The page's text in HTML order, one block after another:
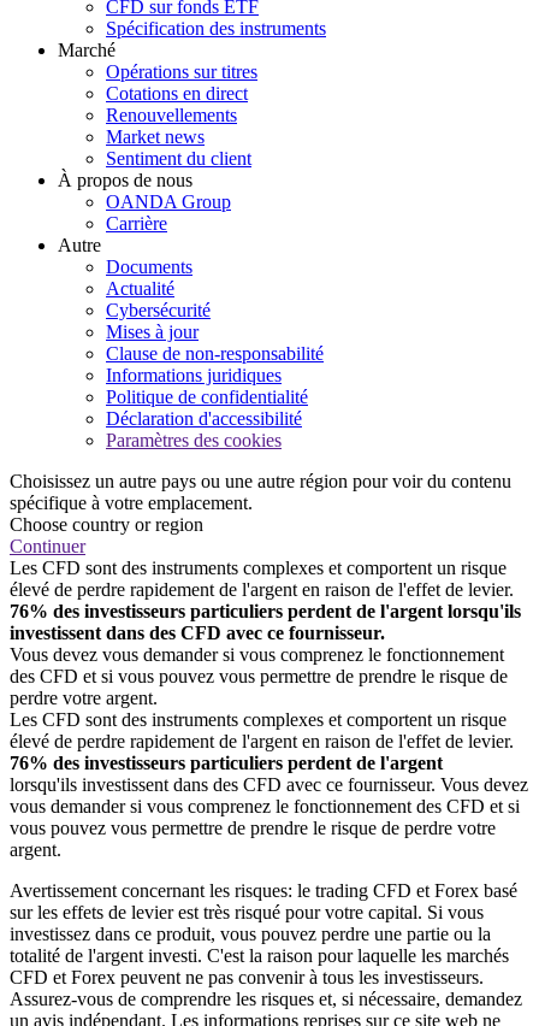
CFD sur fonds ETF
Spécification des instruments
Marché
Opérations sur titres
Cotations en direct
Renouvellements
Market news
Sentiment du client
À propos de nous
OANDA Group
Carrière
Autre
Documents
Actualité
Cybersécurité
Mises à jour
Clause de non-responsabilité
Informations juridiques
Politique de confidentialité
Déclaration d'accessibilité
Paramètres des cookies
Choisissez un autre pays ou une autre région pour voir du contenu
spécifique à votre emplacement.
Choose country or region
Continuer
Les CFD sont des instruments complexes et comportent un risque
élevé de perdre rapidement de l'argent en raison de l'effet de levier.
76% des investisseurs particuliers perdent de l'argent lorsqu'ils
investissent dans des CFD avec ce fournisseur.
Vous devez vous demander si vous comprenez le fonctionnement
des CFD et si vous pouvez vous permettre de prendre le risque de
perdre votre argent.
Les CFD sont des instruments complexes et comportent un risque
élevé de perdre rapidement de l'argent en raison de l'effet de levier.
76% des investisseurs particuliers perdent de l'argent
lorsqu'ils investissent dans des CFD avec ce fournisseur. Vous devez
vous demander si vous comprenez le fonctionnement des CFD et si
vous pouvez vous permettre de prendre le risque de perdre votre
argent.
Avertissement concernant les risques: le trading CFD et Forex basé
sur les effets de levier est très risqué pour votre capital. Si vous
investissez dans ce produit, vous pouvez perdre une partie ou la
totalité de l'argent investi. C'est la raison pour laquelle les marchés
CFD et Forex peuvent ne pas convenir à tous les investisseurs.
Assurez-vous de comprendre les risques et, si nécessaire, demandez
un avis indépendant. Les informations reprises sur ce site web ne